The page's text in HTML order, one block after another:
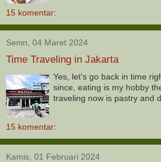
15 komentar:
Senin, 04 Maret 2024
Time Traveling in Jakarta
Yes, let's go back in time
since, eating is my hobby
traveling now is pastry and
15 komentar:
Kamis, 01 Februari 2024